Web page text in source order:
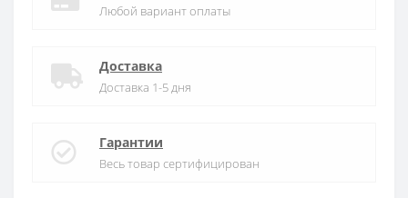
Любой вариант оплаты
Доставка
Доставка 1-5 дня
Гарантии
Весь товар сертифицирован